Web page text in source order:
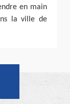
en main
la ville de